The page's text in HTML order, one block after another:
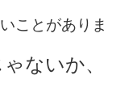
ことがありま
ないか、